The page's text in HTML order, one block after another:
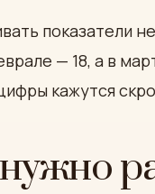
показатели
— 18, а в
кажутся